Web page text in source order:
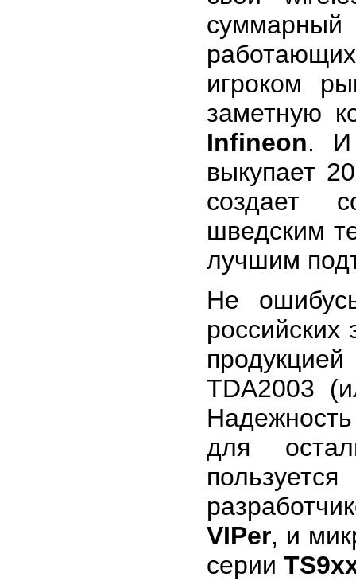
игроком
заметную
Infineon. И
выкупает
создает
шведским
лучшим
Не
TDA2003
для
VIPer, и
серии